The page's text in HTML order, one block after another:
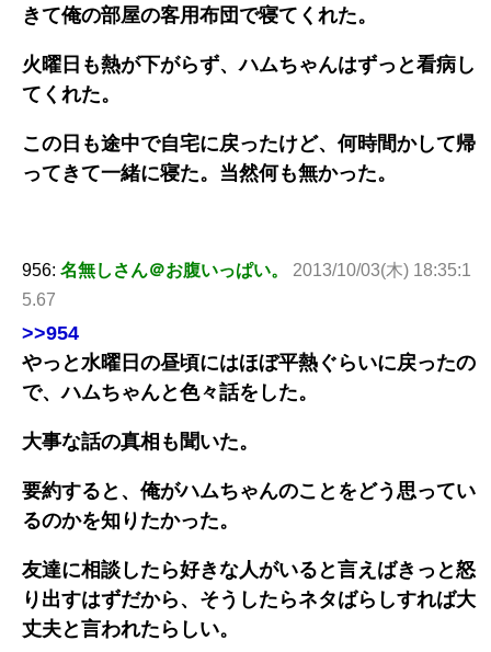
きて俺の部屋の客用布団で寝てくれた。
火曜日も熱が下がらず、ハムちゃんはずっと看病し
てくれた。
この日も途中で自宅に戻ったけど、何時間かして帰
ってきて一緒に寝た。当然何も無かった。
956: 名無しさん＠お腹いっぱい。
2013/10/03(木) 18:35:1
5.67
>>954
やっと水曜日の昼頃にはほぼ平熱ぐらいに戻ったの
で、ハムちゃんと色々話をした。
大事な話の真相も聞いた。
要約すると、俺がハムちゃんのことをどう思ってい
るのかを知りたかった。
友達に相談したら好きな人がいると言えばきっと怒
り出すはずだから、そうしたらネタばらしすれば大
丈夫と言われたらしい。